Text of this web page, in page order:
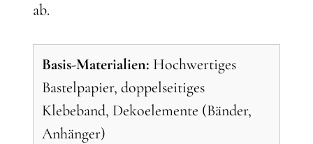
ab.
Basis-Materialien: Hochwertiges
Bastelpapier, doppelseitiges
Klebeband, Dekoelemente (Bänder,
Anhänger)